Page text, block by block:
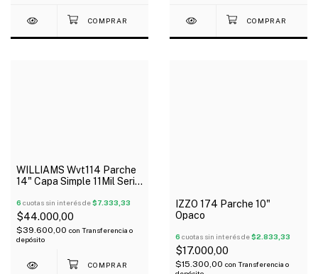
WILLIAMS Wvt114 Parche
14" Capa Simple 11Mil Serie
6 cuotas sin interés de$7.333,33
$44.000,00
$39.600,00 con Transferencia o
depósito
IZZO 174 Parche 10"
Opaco
6 cuotas sin interés de$2.833,33
$17.000,00
$15.300,00 con Transferencia o